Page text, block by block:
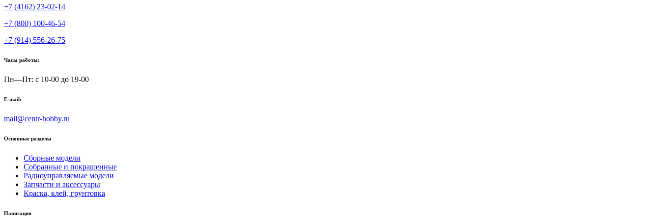
+7 (4162) 23-02-14
+7 (800) 100-46-54
+7 (914) 556-26-75
Часы работы:
Пн—Пт: с 10-00 до 19-00
E-mail:
mail@centr-hobby.ru
Основные разделы
Сборные модели
Собранные и покрашенные
Радиоуправляемые модели
Запчасти и аксессуары
Краска, клей, грунтовка
Навигация